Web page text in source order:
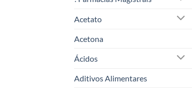
Acetato
Acetona
Ácidos
Aditivos Alimentares